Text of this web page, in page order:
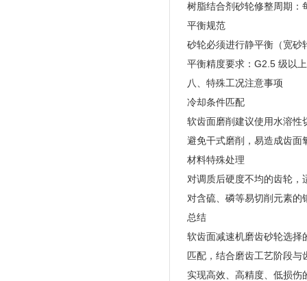
树脂结合剂砂轮修整周期：
平衡规范
砂轮必须进行静平衡（宽砂
平衡精度要求：G2.5 级以
八、特殊工况注意事项
冷却条件匹配
软齿面磨削建议使用水溶
避免干式磨削，易造成齿面
材料特殊处理
对调质后硬度不均的齿轮
对含硫、磷等易切削元素的
总结
软齿面减速机磨齿砂轮选择
匹配，结合磨齿工艺阶段
实现高效、高精度、低损